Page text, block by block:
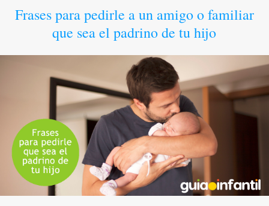
Frases para pedirle a un amigo o familiar
que sea el padrino de tu hijo